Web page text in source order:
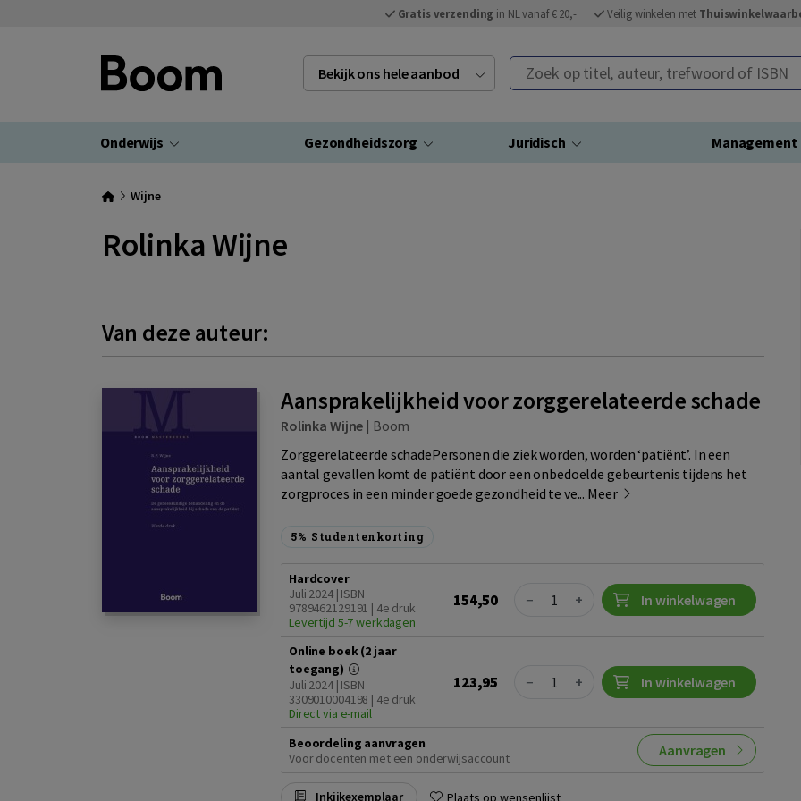
Gratis verzending in NL vanaf € 20,- Veilig winkelen met
Bekijk ons hele aanbod Zoek op titel, auteur, trefwoord of ISBN
Onderwijs Gezondheidszorg Juridisch Management
Wijne
Rolinka Wijne
Van deze auteur:
Aansprakelijkheid voor zorggerelateerde schade
Rolinka Wijne | Boom
Zorggerelateerde schadePersonen die ziek worden, worden ‘patiënt’. In een
aantal gevallen komt de patiënt door een onbedoelde gebeurtenis tijdens het
zorgproces in een minder goede gezondheid te ve... Meer
5% Studentenkorting
Hardcover
Juli 2024 | ISBN
9789462129191 | 4e druk
Levertijd 5-7 werkdagen
154,50 Quantity
− + In winkelwagen
Online boek (2 jaar
toegang)
Juli 2024 | ISBN
3309010004198 | 4e druk
Direct via e-mail
123,95 Quantity
− + In winkelwagen
Beoordeling aanvragen
Voor docenten met een onderwijsaccount
Aanvragen
Inkijkexemplaar Plaats op wensenlijst